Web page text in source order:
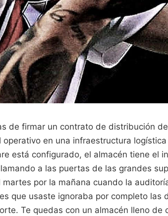
de firmar un contrato de distribución
en una infraestructura
está configurado, el almacén tiene el
a las puertas de las grandes
por la mañana cuando la
que usaste ignoraba por completo las
Te quedas con un almacén lleno de